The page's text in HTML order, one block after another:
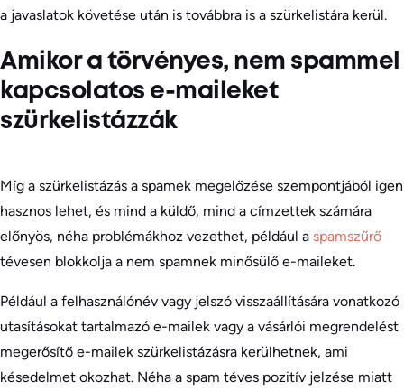
a javaslatok követése után is továbbra is a szürkelistára kerül.
Amikor a törvényes, nem spammel
kapcsolatos e-maileket
szürkelistázzák
Míg a szürkelistázás a spamek megelőzése szempontjából igen
hasznos lehet, és mind a küldő, mind a címzettek számára
előnyös, néha problémákhoz vezethet, például a spamszűrő
tévesen blokkolja a nem spamnek minősülő e-maileket.
Például a felhasználónév vagy jelszó visszaállítására vonatkozó
utasításokat tartalmazó e-mailek vagy a vásárlói megrendelést
megerősítő e-mailek szürkelistázásra kerülhetnek, ami
késedelmet okozhat. Néha a spam téves pozitív jelzése miatt